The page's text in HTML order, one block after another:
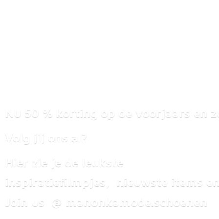
Nu 50 % korting op de voorjaars en
Volg jij ons al?
Hier zie je de leukste
inspiratiefilmpjes, nieuwste items
Join us @ manonkamode.schoenen